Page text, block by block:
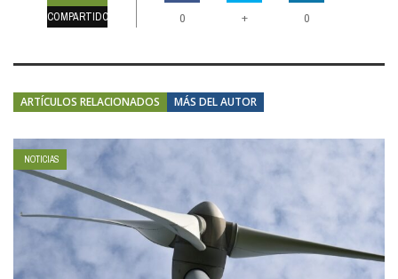
COMPARTIDOS 0 + 0
ARTÍCULOS RELACIONADOS MÁS DEL AUTOR
NOTICIAS